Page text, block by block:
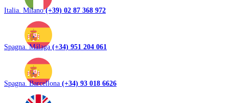
Italia. Milano(+39) 02 87 368 972
Spagna. Málaga (+34) 951 204 061
Spagna. Barcellona (+34) 93 018 6626